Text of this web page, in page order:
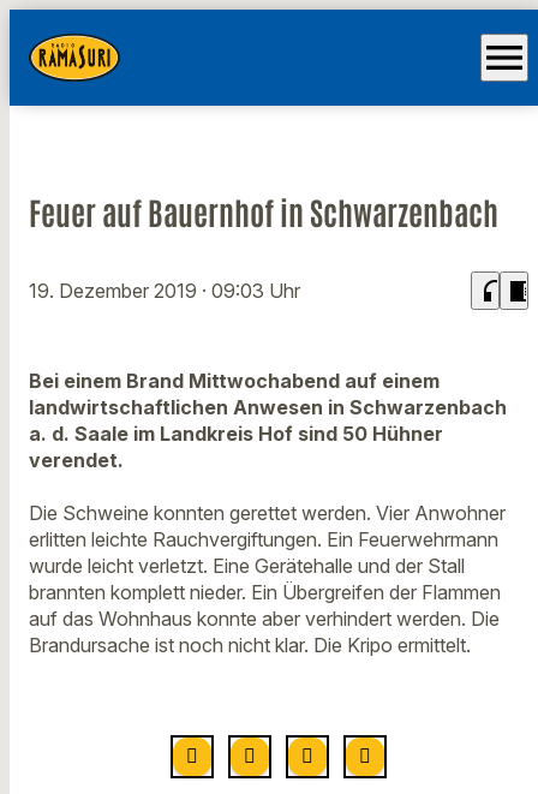
menu
Feuer auf Bauernhof in Schwarzenbach
19. Dezember 2019 · 09:03 Uhr headphones chrome_reader_mode
Bei einem Brand Mittwochabend auf einem
landwirtschaftlichen Anwesen in Schwarzenbach
a. d. Saale im Landkreis Hof sind 50 Hühner
verendet.
Die Schweine konnten gerettet werden. Vier Anwohner
erlitten leichte Rauchvergiftungen. Ein Feuerwehrmann
wurde leicht verletzt. Eine Gerätehalle und der Stall
brannten komplett nieder. Ein Übergreifen der Flammen
auf das Wohnhaus konnte aber verhindert werden. Die
Brandursache ist noch nicht klar. Die Kripo ermittelt.